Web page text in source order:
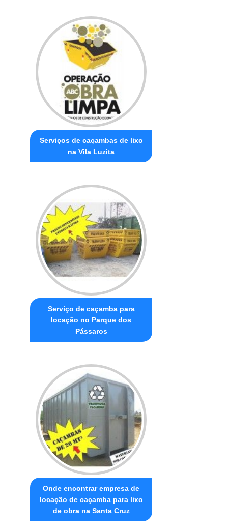
Serviços de caçambas de lixo
na Vila Luzita
Serviço de caçamba para
locação no Parque dos
Pássaros
Onde encontrar empresa de
locação de caçamba para lixo
de obra na Santa Cruz